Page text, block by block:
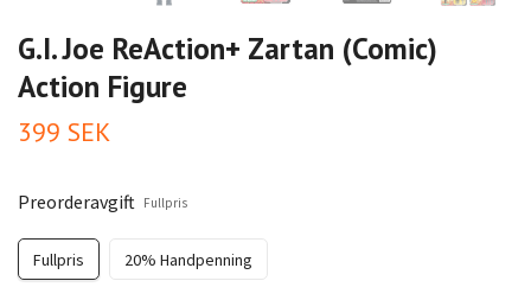
G.I. Joe ReAction+ Zartan (Comic)
Action Figure
399 SEK
Preorderavgift Fullpris
Fullpris 20% Handpenning